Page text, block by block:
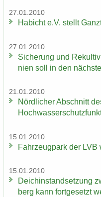
27.01.2010
Ha­bicht e.V. stellt
27.01.2010
Si­che­rung und
nien soll in den
21.01.2010
Nörd­li­cher Ab­schnitt
15.01.2010
Fahr­zeug­park der
15.01.2010
Deich­in­stand­set­zung
berg kann fort­ge­setzt